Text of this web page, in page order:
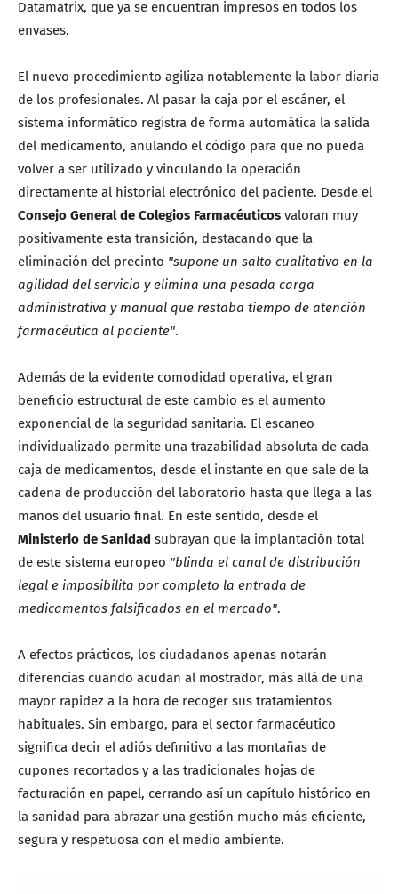
Datamatrix, que ya se encuentran impresos en todos los
envases.
El nuevo procedimiento agiliza notablemente la labor diaria
de los profesionales. Al pasar la caja por el escáner, el
sistema informático registra de forma automática la salida
del medicamento, anulando el código para que no pueda
volver a ser utilizado y vinculando la operación
directamente al historial electrónico del paciente. Desde el
Consejo General de Colegios Farmacéuticos valoran muy
positivamente esta transición, destacando que la
eliminación del precinto "supone un salto cualitativo en la
agilidad del servicio y elimina una pesada carga
administrativa y manual que restaba tiempo de atención
farmacéutica al paciente".
Además de la evidente comodidad operativa, el gran
beneficio estructural de este cambio es el aumento
exponencial de la seguridad sanitaria. El escaneo
individualizado permite una trazabilidad absoluta de cada
caja de medicamentos, desde el instante en que sale de la
cadena de producción del laboratorio hasta que llega a las
manos del usuario final. En este sentido, desde el
Ministerio de Sanidad subrayan que la implantación total
de este sistema europeo "blinda el canal de distribución
legal e imposibilita por completo la entrada de
medicamentos falsificados en el mercado".
A efectos prácticos, los ciudadanos apenas notarán
diferencias cuando acudan al mostrador, más allá de una
mayor rapidez a la hora de recoger sus tratamientos
habituales. Sin embargo, para el sector farmacéutico
significa decir el adiós definitivo a las montañas de
cupones recortados y a las tradicionales hojas de
facturación en papel, cerrando así un capítulo histórico en
la sanidad para abrazar una gestión mucho más eficiente,
segura y respetuosa con el medio ambiente.